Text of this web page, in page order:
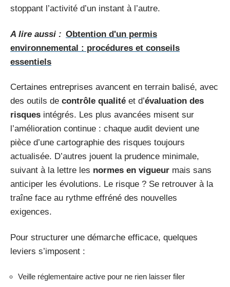
stoppant l’activité d’un instant à l’autre.
A lire aussi : Obtention d'un permis
environnemental : procédures et conseils
essentiels
Certaines entreprises avancent en terrain balisé, avec
des outils de contrôle qualité et d’évaluation des
risques intégrés. Les plus avancées misent sur
l’amélioration continue : chaque audit devient une
pièce d’une cartographie des risques toujours
actualisée. D’autres jouent la prudence minimale,
suivant à la lettre les normes en vigueur mais sans
anticiper les évolutions. Le risque ? Se retrouver à la
traîne face au rythme effréné des nouvelles
exigences.
Pour structurer une démarche efficace, quelques
leviers s’imposent :
Veille réglementaire active pour ne rien laisser filer